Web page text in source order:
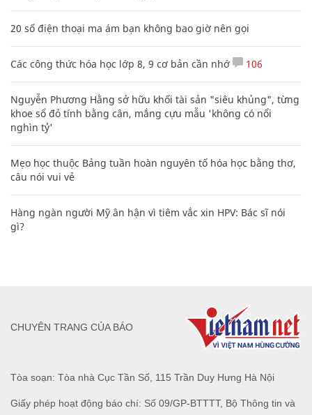
20 số điện thoại ma ám bạn không bao giờ nên gọi
Các công thức hóa học lớp 8, 9 cơ bản cần nhớ 106
Nguyễn Phương Hằng sở hữu khối tài sản "siêu khủng", từng
khoe sổ đỏ tính bằng cân, mắng cựu mẫu 'không có nổi
nghìn tỷ'
Mẹo học thuộc Bảng tuần hoàn nguyên tố hóa học bằng thơ,
câu nói vui vẻ
Hàng ngàn người Mỹ ân hận vì tiêm vắc xin HPV: Bác sĩ nói
gì?
Tòa soạn: Tòa nhà Cục Tần Số, 115 Trần Duy Hưng Hà Nội
Giấy phép hoạt động báo chí: Số 09/GP-BTTTT, Bộ Thông tin và
CHUYÊN TRANG CỦA BÁO